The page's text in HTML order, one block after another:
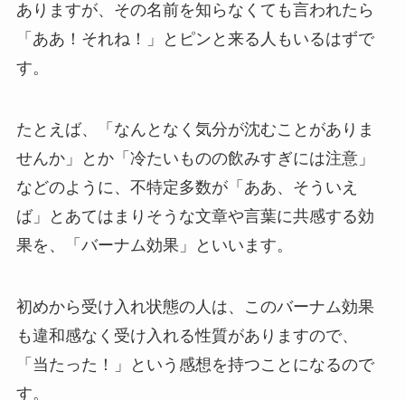
ありますが、その名前を知らなくても言われたら
「ああ！それね！」とピンと来る人もいるはずで
す。
たとえば、「なんとなく気分が沈むことがありま
せんか」とか「冷たいものの飲みすぎには注意」
などのように、不特定多数が「ああ、そういえ
ば」とあてはまりそうな文章や言葉に共感する効
果を、「バーナム効果」といいます。
初めから受け入れ状態の人は、このバーナム効果
も違和感なく受け入れる性質がありますので、
「当たった！」という感想を持つことになるので
す。